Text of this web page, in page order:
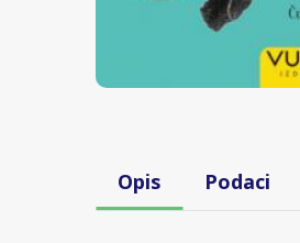
Opis Podaci